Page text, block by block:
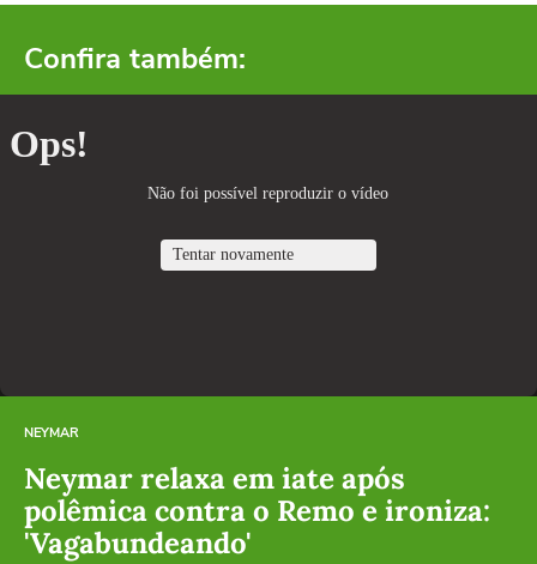
Confira também:
NEYMAR
Neymar relaxa em iate após
polêmica contra o Remo e ironiza:
'Vagabundeando'